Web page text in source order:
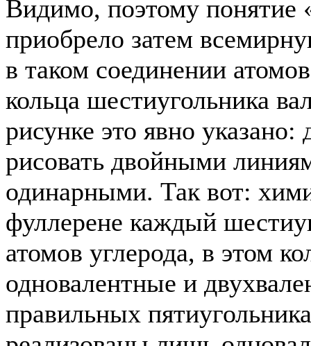
Видимо, поэтому понятие
приобрело затем
в таком соединении
кольца шестиугольника
рисунке это явно
рисовать двойными
одинарными. Так вот:
фуллерене каждый
атомов углерода, в этом
одновалентные и
правильных